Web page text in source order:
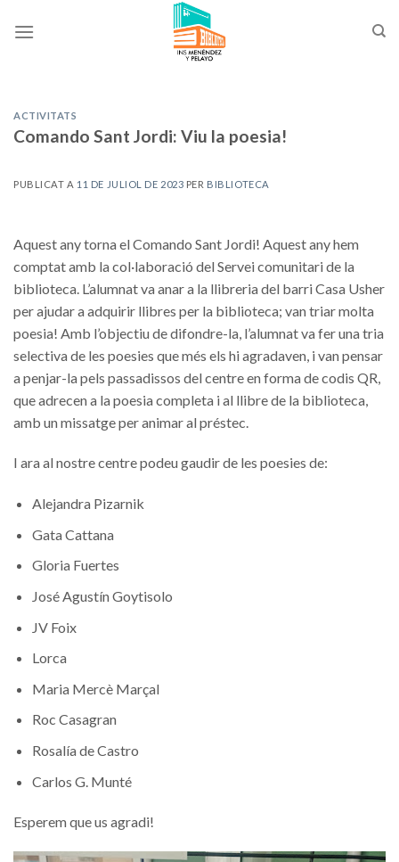
ACTIVITATS
Comando Sant Jordi: Viu la poesia!
PUBLICAT A 11 DE JULIOL DE 2023 PER BIBLIOTECA
Aquest any torna el Comando Sant Jordi! Aquest any hem
comptat amb la col·laboració del Servei comunitari de la
biblioteca. L’alumnat va anar a la llibreria del barri Casa Usher
per ajudar a adquirir llibres per la biblioteca; van triar molta
poesia! Amb l’objectiu de difondre-la, l’alumnat va fer una tria
selectiva de les poesies que més els hi agradaven, i van pensar
a penjar-la pels passadissos del centre en forma de codis QR,
que adrecen a la poesia completa i al llibre de la biblioteca,
amb un missatge per animar al préstec.
I ara al nostre centre podeu gaudir de les poesies de:
Alejandra Pizarnik
Gata Cattana
Gloria Fuertes
José Agustín Goytisolo
JV Foix
Lorca
Maria Mercè Marçal
Roc Casagran
Rosalía de Castro
Carlos G. Munté
Esperem que us agradi!